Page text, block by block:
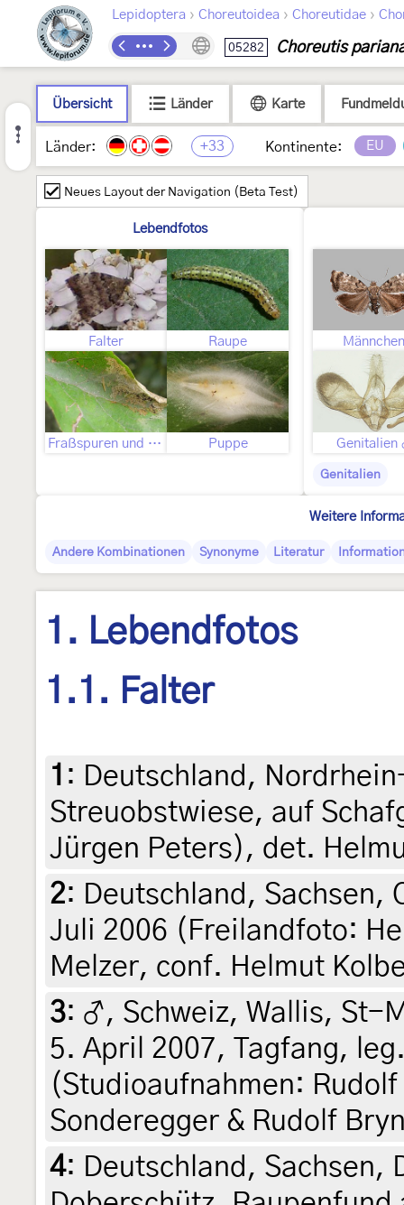
Lepidoptera › Choreutoidea › Choreutidae ›
05282 Choreutis
Übersicht Länder Karte
Länder: +33 Kontinente: EU
Neues Layout der Navigation (Beta Test)
Lebendfotos
Falter Raupe
Fraßspuren und Befallsbild Puppe
Männchen
Genitalien
Genitalien
Weitere
Andere Kombinationen Synonyme Literatur
1. Lebendfotos
1.1. Falter
1 : Deutschland,
Streuobstwiese, auf
Jürgen Peters), det.
2: Deutschland, Sachsen,
Juli 2006 (Freilandfoto:
Melzer, conf. Helmut
3: ♂, Schweiz, Wallis, St-
5. April 2007, Tagfang,
(Studioaufnahmen:
Sonderegger & Rudolf
4: Deutschland, Sachsen,